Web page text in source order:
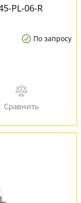
PL-06-R
По запросу